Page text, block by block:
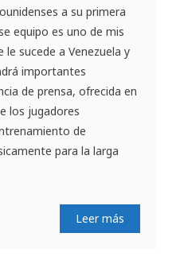
a su primera
equipo es uno de mis
sucede a Venezuela y
importantes
de prensa, ofrecida en
los jugadores
de
para la larga
Leer más